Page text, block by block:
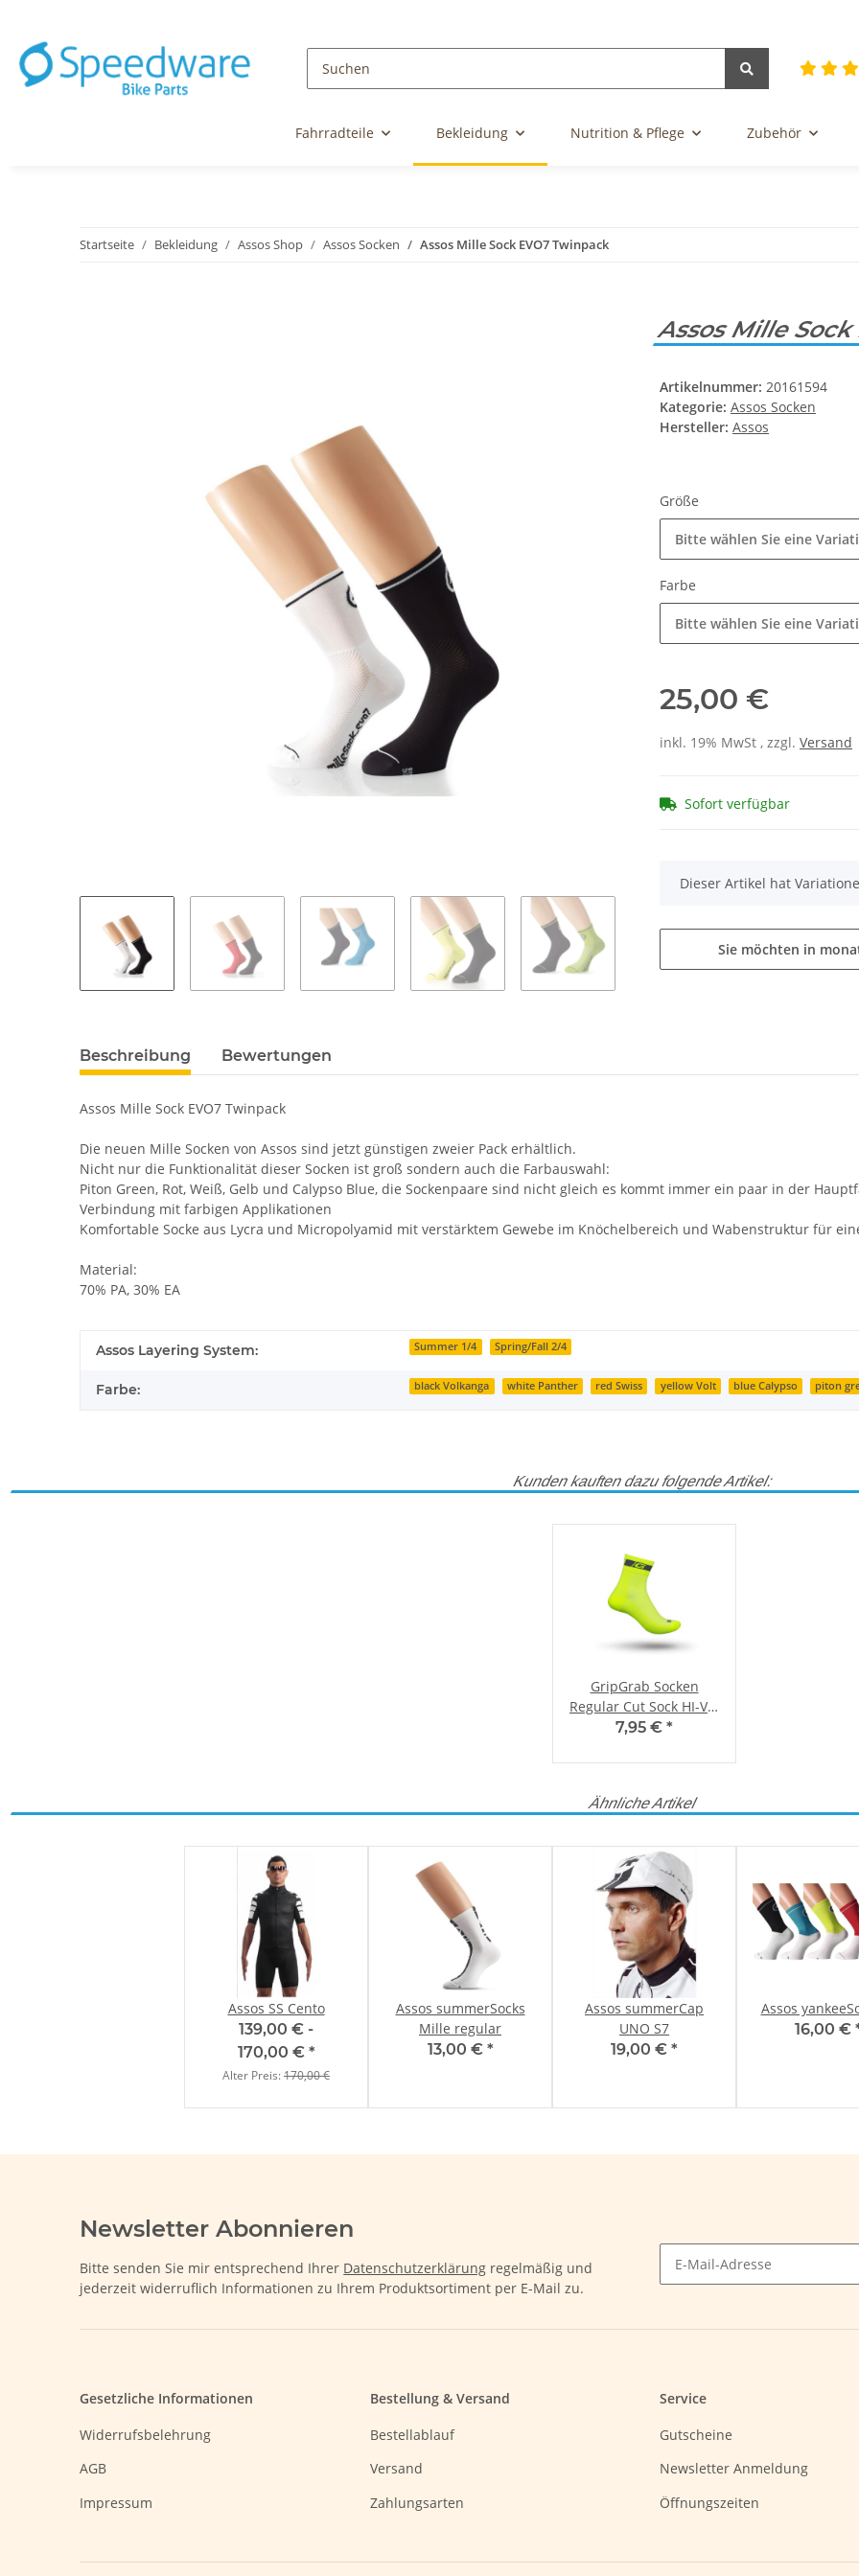
Fahrradteile Bekleidung Nutrition & Pflege Zubehör
Startseite Bekleidung Assos Shop Assos Socken Assos Mille Sock EVO7 Twinpack
Assos Mille
Artikelnummer: 20161594
Kategorie: Assos Socken
Hersteller: Assos
Größe
Bitte wählen Sie eine
Farbe
Bitte wählen Sie eine
25,00 €
inkl. 19% MwSt , zzgl. Versand
Sofort verfügbar
x
Dieser Artikel hat
Sie möchten in
Beschreibung Bewertungen
Assos Mille Sock EVO7 Twinpack
Die neuen Mille Socken von Assos sind jetzt günstigen zweier Pack erhältlich.
Nicht nur die Funktionalität dieser Socken ist groß sondern auch die Farbauswahl:
Piton Green, Rot, Weiß, Gelb und Calypso Blue, die Sockenpaare sind nicht gleich es kommt immer ein paar in der
Verbindung mit farbigen Applikationen
Komfortable Socke aus Lycra und Micropolyamid mit verstärktem Gewebe im Knöchelbereich und Wabenstruktur für
Material:
70% PA, 30% EA
Assos Layering System: Summer 1/4 Spring/Fall 2/4
Farbe: black Volkanga white Panther red Swiss yellow Volt blue Calypso piton
Kunden kauften dazu folgende Artikel:
GripGrab Socken
Regular Cut Sock HI-VIS
S-(38-41)
7,95 € *
Ähnliche Artikel
Assos SS Cento
139,00 € -
170,00 € *
Alter Preis:170,00 €
Assos summerSocks
Mille regular
13,00 € *
Assos summerCap
UNO S7
19,00 € *
Assos
16,00 €
Newsletter Abonnieren
Bitte senden Sie mir entsprechend Ihrer Datenschutzerklärung regelmäßig und
jederzeit widerruflich Informationen zu Ihrem Produktsortiment per E-Mail zu.
Gesetzliche Informationen
Widerrufsbelehrung
AGB
Impressum
Bestellung & Versand
Bestellablauf
Versand
Zahlungsarten
Service
Gutscheine
Newsletter Anmeldung
Öffnungszeiten